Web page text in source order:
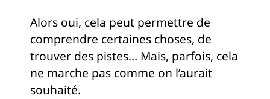
Alors oui, cela peut permettre de
comprendre certaines choses, de
trouver des pistes… Mais, parfois, cela
ne marche pas comme on l’aurait
souhaité.